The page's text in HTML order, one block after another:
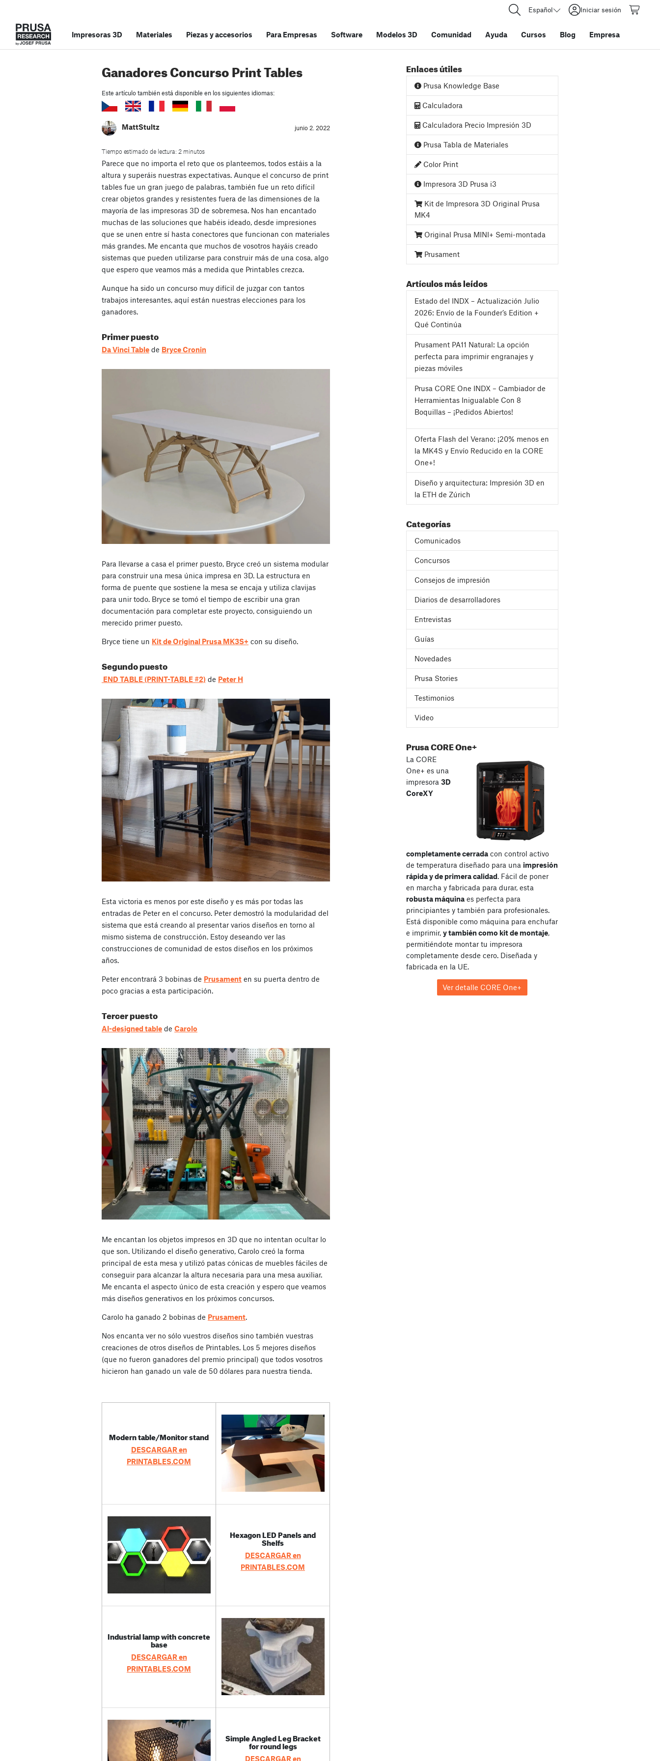
Español Iniciar sesión
Impresoras 3D Materiales Piezas y accesorios Para Empresas Software Modelos 3D Comunidad Ayuda Cursos Blog Empresa
Ganadores Concurso Print Tables
Este artículo también está disponible en los siguientes idiomas:
MattStultz junio 2. 2022
Tiempo estimado de lectura: 2 minutos
Parece que no importa el reto que os planteemos, todos estáis a la
altura y superáis nuestras expectativas. Aunque el concurso de print
tables fue un gran juego de palabras, también fue un reto difícil
crear objetos grandes y resistentes fuera de las dimensiones de la
mayoría de las impresoras 3D de sobremesa. Nos han encantado
muchas de las soluciones que habéis ideado, desde impresiones
que se unen entre sí hasta conectores que funcionan con materiales
más grandes. Me encanta que muchos de vosotros hayáis creado
sistemas que pueden utilizarse para construir más de una cosa, algo
que espero que veamos más a medida que Printables crezca.
Aunque ha sido un concurso muy difícil de juzgar con tantos
trabajos interesantes, aquí están nuestras elecciones para los
ganadores.
Primer puesto
Da Vinci Table de Bryce Cronin
Para llevarse a casa el primer puesto, Bryce creó un sistema modular
para construir una mesa única impresa en 3D. La estructura en
forma de puente que sostiene la mesa se encaja y utiliza clavijas
para unir todo. Bryce se tomó el tiempo de escribir una gran
documentación para completar este proyecto, consiguiendo un
merecido primer puesto.
Bryce tiene un Kit de Original Prusa MK3S+ con su diseño.
Segundo puesto
END TABLE (PRINT-TABLE #2) de Peter H
Esta victoria es menos por este diseño y es más por todas las
entradas de Peter en el concurso. Peter demostró la modularidad del
sistema que está creando al presentar varios diseños en torno al
mismo sistema de construcción. Estoy deseando ver las
construcciones de comunidad de estos diseños en los próximos
años.
Peter encontrará 3 bobinas de Prusament en su puerta dentro de
poco gracias a esta participación.
Tercer puesto
AI-designed table de Carolo
Me encantan los objetos impresos en 3D que no intentan ocultar lo
que son. Utilizando el diseño generativo, Carolo creó la forma
principal de esta mesa y utilizó patas cónicas de muebles fáciles de
conseguir para alcanzar la altura necesaria para una mesa auxiliar.
Me encanta el aspecto único de esta creación y espero que veamos
más diseños generativos en los próximos concursos.
Carolo ha ganado 2 bobinas de Prusament
Nos encanta ver no sólo vuestros diseños sino también vuestras
creaciones de otros diseños de Printables. Los 5 mejores diseños
(que no fueron ganadores del premio principal) que todos vosotros
hicieron han ganado un vale de 50 dólares para nuestra tienda.
Modern table/Monitor stand
DESCARGAR en
PRINTABLES.COM
Hexagon LED Panels and
Shelfs
DESCARGAR en
PRINTABLES.COM
Industrial lamp with concrete
base
DESCARGAR en
PRINTABLES.COM
Simple Angled Leg Bracket
for round legs
DESCARGAR en
Enlaces útiles
Prusa Knowledge Base
Calculadora
Calculadora Precio Impresión 3D
Prusa Tabla de Materiales
Color Print
Impresora 3D Prusa i3
Kit de Impresora 3D Original Prusa
MK4
Original Prusa MINI+ Semi-montada
Prusament
Artículos más leídos
Estado del INDX – Actualización Julio
2026: Envío de la Founder’s Edition +
Qué Continúa
Prusament PA11 Natural: La opción
perfecta para imprimir engranajes y
piezas móviles
Prusa CORE One INDX – Cambiador de
Herramientas Inigualable Con 8
Boquillas – ¡Pedidos Abiertos!
Oferta Flash del Verano: ¡20% menos en
la MK4S y Envío Reducido en la CORE
One+!
Diseño y arquitectura: Impresión 3D en
la ETH de Zúrich
Categorías
Comunicados
Concursos
Consejos de impresión
Diarios de desarrolladores
Entrevistas
Guías
Novedades
Prusa Stories
Testimonios
Video
Prusa CORE One+
La CORE
One+ es una
impresora 3D
CoreXY
completamente cerradacon control activo
de temperatura diseñado para una impresión
rápida y de primera calidad. Fácil de poner
en marcha y fabricada para durar, esta
robusta máquinaes perfecta para
principiantes y también para profesionales.
Está disponible como máquina para enchufar
e imprimir, y también como kit de montaje,
permitiéndote montar tu impresora
completamente desde cero. Diseñada y
fabricada en la UE.
Ver detalle CORE One+